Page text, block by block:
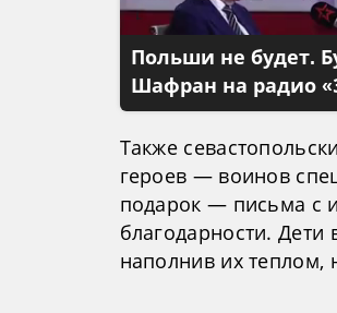
Польши не будет.
Шафран на радио
Также
героев — воинов
подарок — письма с
благодарности.
наполнив их теплом,